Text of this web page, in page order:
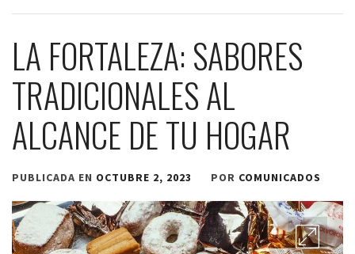
LA FORTALEZA: SABORES
TRADICIONALES AL
ALCANCE DE TU HOGAR
PUBLICADA EN OCTUBRE 2, 2023 POR COMUNICADOS